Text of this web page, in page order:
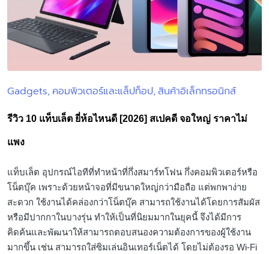
Posted
Gadgets คอมพิวเตอร์และแล็ปท็อป สินค้าอิเล็กทรอนิกส์
รีวิว 10 แท็บเล็ต ยี่ห้อไหนดี [2026] สเปคดี จอใหญ่ ราคาไม่
แพง
แท็บเล็ต อุปกรณ์ไอทีที่ทำหน้าที่กึ่งสมาร์ทโฟน กึ่งคอมพิวเตอร์หรือ
โน็ตบุ๊ค เพราะด้วยหน้าจอที่มีขนาดใหญ่กว่ามือถือ แต่พกพาง่าย
สะดวก ใช้งานได้คล่องกว่าโน็ตบุ๊ค สามารถใช้งานได้โดยการสัมผัส
หรือมีปากกาในบางรุ่น ทำให้เป็นที่นิยมมากในยุคนี้ จึงได้มีการ
คิดค้นและพัฒนาให้สามารถตอบสนองความต้องการของผู้ใช้งาน
มากขึ้น เช่น สามารถใส่ซิมเล่นอินเทอร์เน็ตได้ โดยไม่ต้องรอ Wi-Fi